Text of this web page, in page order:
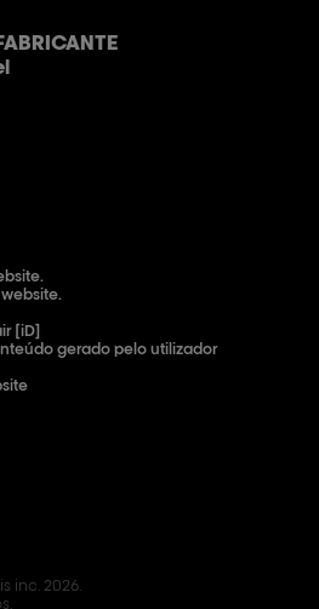
inc. 2026.
[iD]
gerado pelo utilizador